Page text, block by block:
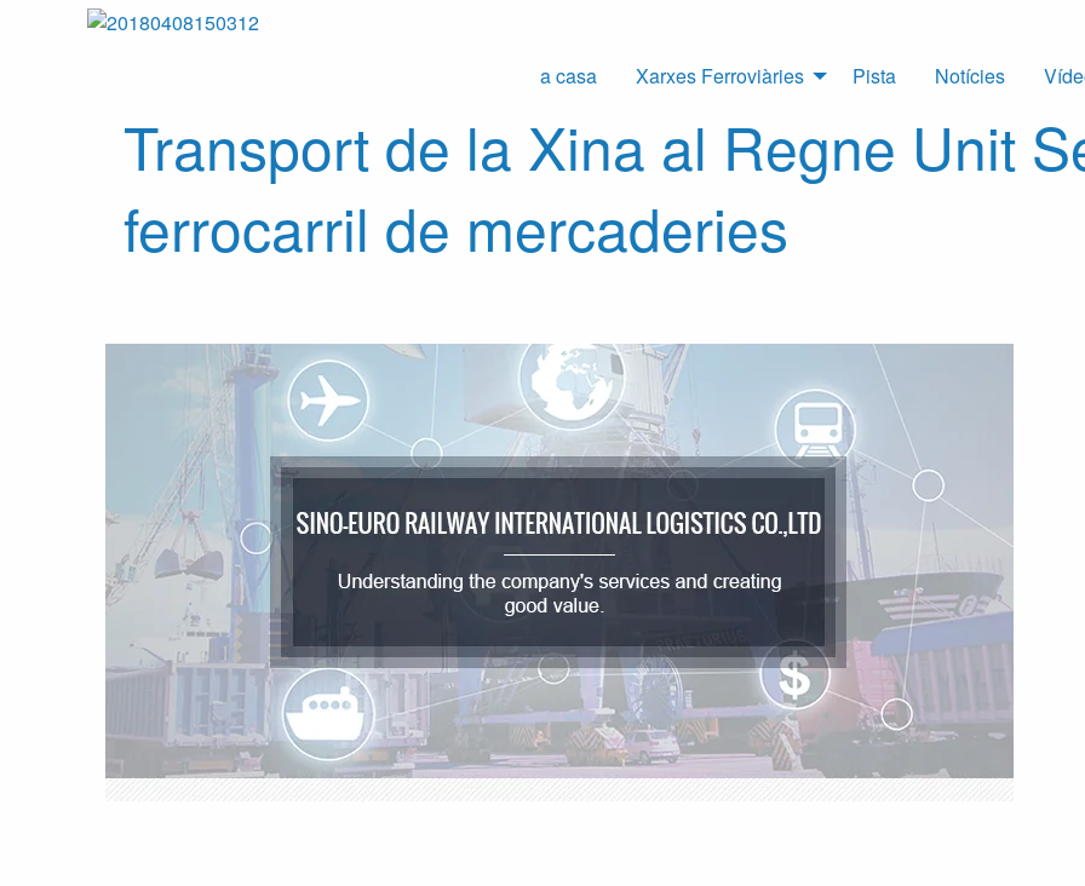
a casa Xarxes Ferroviàries Pista Notícies
Transport de la Xina al Regne Unit
ferrocarril de mercaderies